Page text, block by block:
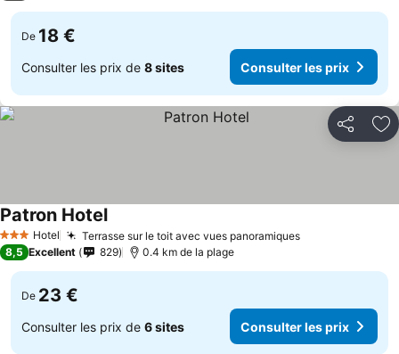
De 18 €
Consulter les prix de 8 sites Consulter les prix
Partager
3 ÉtoilesHotel Terrasse sur le toit avec vues panoramiques
Patron Hotel
8,5 Excellent 829 0.4 km de la plage
De 23 €
Consulter les prix de 6 sites Consulter les prix